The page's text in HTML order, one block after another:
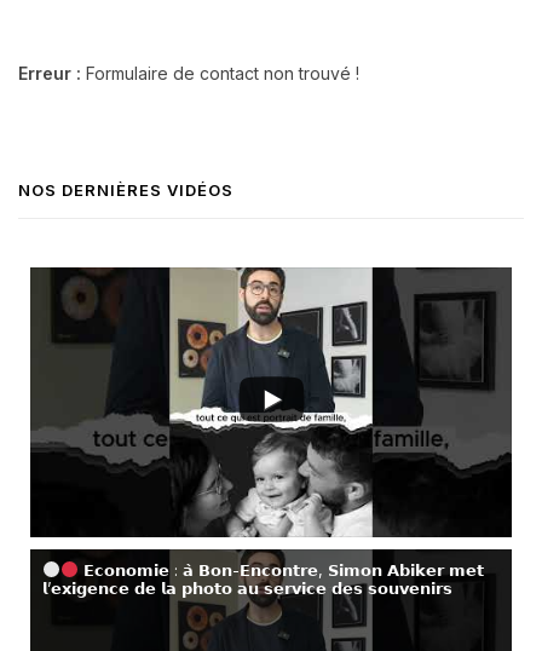
Erreur : Formulaire de contact non trouvé !
NOS DERNIÈRES VIDÉOS
𝗘𝗰𝗼𝗻𝗼𝗺𝗶𝗲 : 𝗮̀ 𝗕𝗼𝗻-𝗘𝗻𝗰𝗼𝗻𝘁𝗿𝗲, 𝗦𝗶𝗺𝗼𝗻 𝗔𝗯𝗶𝗸𝗲𝗿 𝗺𝗲𝘁
𝗹’𝗲𝘅𝗶𝗴𝗲𝗻𝗰𝗲 𝗱𝗲 𝗹𝗮 𝗽𝗵𝗼𝘁𝗼 𝗮𝘂 𝘀𝗲𝗿𝘃𝗶𝗰𝗲 𝗱𝗲𝘀 𝘀𝗼𝘂𝘃𝗲𝗻𝗶𝗿𝘀